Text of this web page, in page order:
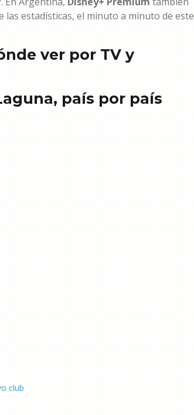
estadísticas, el minuto a minuto de este
ver por TV y
país por país